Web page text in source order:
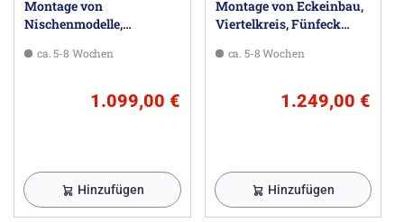
Montage von
Nischenmodelle,
Wannenabtrennung
ca. 5-8 Wochen
1.099,00 €
Hinzufügen
Montage von Eckeinbau,
Viertelkreis, Fünfeck
ca. 5-8 Wochen
1.249,00 €
Hinzufügen